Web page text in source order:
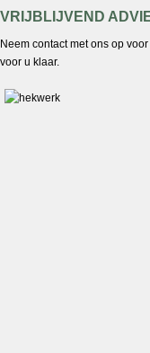
VRIJBLIJVEND
Neem contact met ons op
voor u klaar.